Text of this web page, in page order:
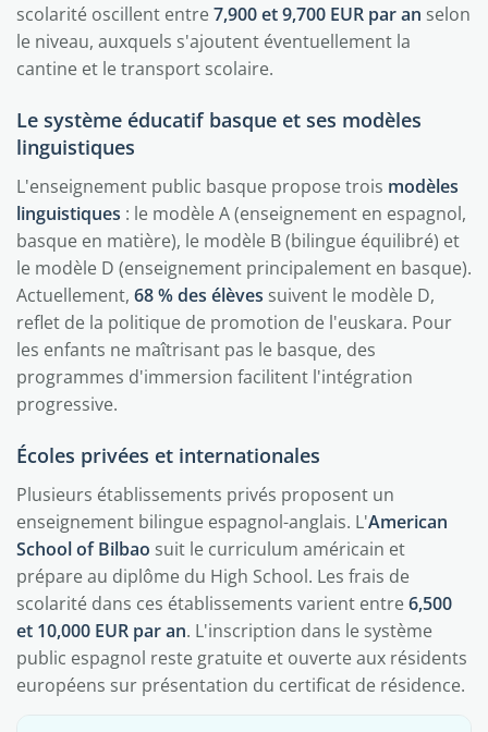
scolarité oscillent entre7,900 et 9,700 EUR par an selon
le niveau, auxquels s'ajoutent éventuellement la
cantine et le transport scolaire.
Le système éducatif basque et ses modèles
linguistiques
L'enseignement public basque propose trois modèles
linguistiques : le modèle A (enseignement en espagnol,
basque en matière), le modèle B (bilingue équilibré) et
le modèle D (enseignement principalement en basque).
Actuellement, 68 % des élèves suivent le modèle D,
reflet de la politique de promotion de l'euskara. Pour
les enfants ne maîtrisant pas le basque, des
programmes d'immersion facilitent l'intégration
progressive.
Écoles privées et internationales
Plusieurs établissements privés proposent un
enseignement bilingue espagnol-anglais. L'American
School of Bilbao suit le curriculum américain et
prépare au diplôme du High School. Les frais de
scolarité dans ces établissements varient entre6,500
et 10,000 EUR par an. L'inscription dans le système
public espagnol reste gratuite et ouverte aux résidents
européens sur présentation du certificat de résidence.